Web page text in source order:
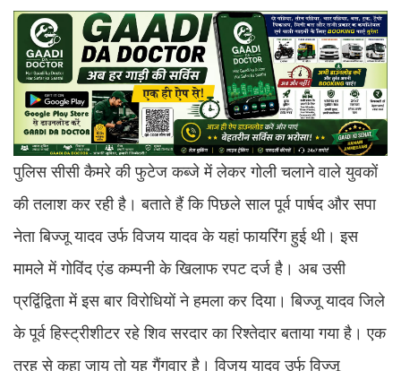
पुलिस सीसी कैमरे की फुटेज कब्जे में लेकर गोली चलाने वाले युवकों
की तलाश कर रही है। बताते हैं कि पिछले साल पूर्व पार्षद और सपा
नेता बिज्जू यादव उर्फ विजय यादव के यहां फायरिंग हुई थी। इस
मामले में गोविंद एंड कम्पनी के खिलाफ रपट दर्ज है। अब उसी
प्रद्विंद्विता में इस बार विरोधियों ने हमला कर दिया। बिज्जू यादव जिले
के पूर्व हिस्ट्रीशीटर रहे शिव सरदार का रिश्तेदार बताया गया है। एक
तरह से कहा जाय तो यह गैंगवार है। विजय यादव उर्फ विज्जू